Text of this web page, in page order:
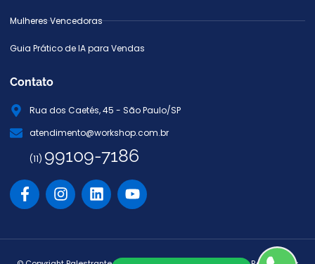
Mulheres Vencedoras
Guia Prático de IA para Vendas
Contato
Rua dos Caetés, 45 - São Paulo/SP
atendimento@workshop.com.br
(11) 99109-7186